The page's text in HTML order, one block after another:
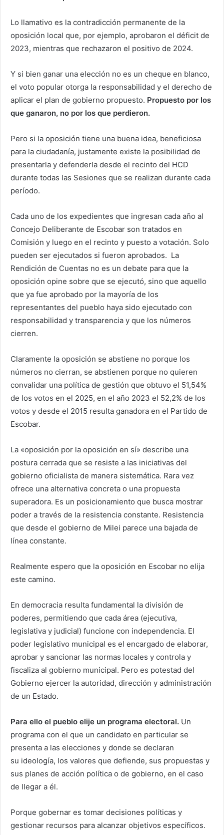
Lo llamativo es la contradicción permanente de la
oposición local que, por ejemplo, aprobaron el déficit de
2023, mientras que rechazaron el positivo de 2024.
Y si bien ganar una elección no es un cheque en blanco,
el voto popular otorga la responsabilidad y el derecho de
aplicar el plan de gobierno propuesto. Propuesto por los
que ganaron, no por los que perdieron.
Pero si la oposición tiene una buena idea, beneficiosa
para la ciudadanía, justamente existe la posibilidad de
presentarla y defenderla desde el recinto del HCD
durante todas las Sesiones que se realizan durante cada
período.
Cada uno de los expedientes que ingresan cada año al
Concejo Deliberante de Escobar son tratados en
Comisión y luego en el recinto y puesto a votación. Solo
pueden ser ejecutados si fueron aprobados. La
Rendición de Cuentas no es un debate para que la
oposición opine sobre que se ejecutó, sino que aquello
que ya fue aprobado por la mayoría de los
representantes del pueblo haya sido ejecutado con
responsabilidad y transparencia y que los números
cierren.
Claramente la oposición se abstiene no porque los
números no cierran, se abstienen porque no quieren
convalidar una política de gestión que obtuvo el 51,54%
de los votos en el 2025, en el año 2023 el 52,2% de los
votos y desde el 2015 resulta ganadora en el Partido de
Escobar.
La «oposición por la oposición en sí» describe una
postura cerrada que se resiste a las iniciativas del
gobierno oficialista de manera sistemática. Rara vez
ofrece una alternativa concreta o una propuesta
superadora. Es un posicionamiento que busca mostrar
poder a través de la resistencia constante. Resistencia
que desde el gobierno de Milei parece una bajada de
línea constante.
Realmente espero que la oposición en Escobar no elija
este camino.
En democracia resulta fundamental la división de
poderes, permitiendo que cada área (ejecutiva,
legislativa y judicial) funcione con independencia. El
poder legislativo municipal es el encargado de elaborar,
aprobar y sancionar las normas locales y controla y
fiscaliza al gobierno municipal. Pero es potestad del
Gobierno ejercer la autoridad, dirección y administración
de un Estado.
Para ello el pueblo elije un programa electoral. Un
programa con el que un candidato en particular se
presenta a las elecciones y donde se declaran
su ideología, los valores que defiende, sus propuestas y
sus planes de acción política o de gobierno, en el caso
de llegar a él.
Porque gobernar es tomar decisiones políticas y
gestionar recursos para alcanzar objetivos específicos.